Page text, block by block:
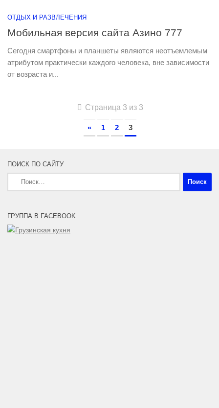
ОТДЫХ И РАЗВЛЕЧЕНИЯ
Мобильная версия сайта Азино 777
Сегодня смартфоны и планшеты являются неотъемлемым
атрибутом практически каждого человека, вне зависимости
от возраста и...
Страница 3 из 3
« 1 2 3
ПОИСК ПО САЙТУ
Найти:
ГРУППА В FACEBOOK